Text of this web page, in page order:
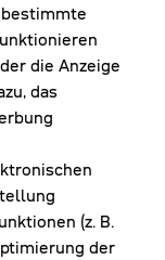
die Anzeige
das
(z. B.
der